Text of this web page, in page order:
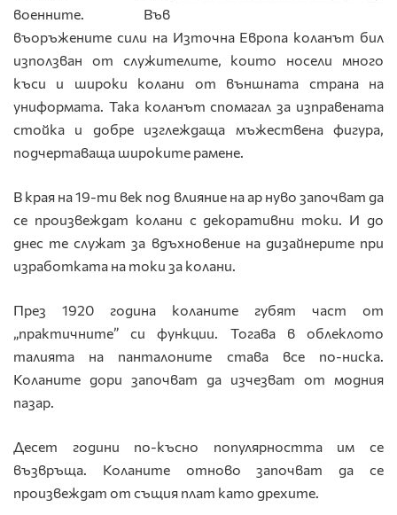
военните. Във
въоръжените сили на Източна Европа коланът бил
използван от служителите, които носели много
къси и широки колани от външната страна на
униформата. Така коланът спомагал за изправената
стойка и добре изглеждаща мъжествена фигура,
подчертаваща широките рамене.
В края на 19-ти век под влияние на ар нуво започват да
се произвеждат колани с декоративни токи. И до
днес те служат за вдъхновение на дизайнерите при
изработката на токи за колани.
През 1920 година коланите губят част от
„практичните” си функции. Тогава в облеклото
талията на панталоните става все по-ниска.
Коланите дори започват да изчезват от модния
пазар.
Десет години по-късно популярността им се
възвръща. Коланите отново започват да се
произвеждат от същия плат като дрехите.